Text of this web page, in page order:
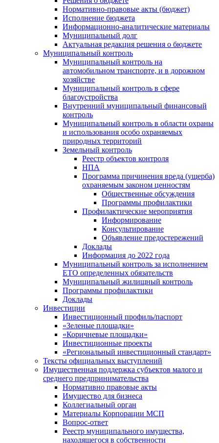
Нормативно-правовые акты (бюджет)
Исполнение бюджета
Информационно-аналитические материалы
Муниципальный долг
Актуальная редакция решения о бюджете
Муниципальный контроль
Муниципальный контроль на
автомобильном транспорте, и в дорожном
хозяйстве
Муниципальный контроль в сфере
благоустройства
Внутренний муниципальный финансовый
контроль
Муниципальный контроль в области охраны
и использования особо охраняемых
природных территорий
Земельный контроль
Реестр объектов контроля
НПА
Программа причинения вреда (ущерба)
охраняемым законом ценностям
Общественные обсуждения
Программы профилактики
Профилактические мероприятия
Информирование
Консультирование
Объявление предостережений
Доклады
Информация до 2022 года
Муниципальный контроль за исполнением
ЕТО определенных обязательств
Муниципальный жилищный контроль
Программы профилактики
Доклады
Инвестиции
Инвестиционный профиль/паспорт
«Зеленые площадки»
«Коричневые площадки»
Инвестиционные проекты
«Региональный инвестиционный стандарт»
Тексты официальных выступлений
Имущественная поддержка субъектов малого и
среднего предпринимательства
Нормативно правовые акты
Имущество для бизнеса
Коллегиальный орган
Материалы Корпорации МСП
Вопрос-ответ
Реестр муниципального имущества,
находящегося в собственности